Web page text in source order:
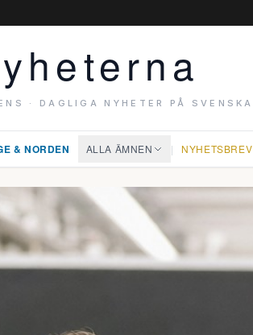
· DAGLIGA NYHETER PÅ SVENSKA
& NORDEN ALLA ÄMNEN | NYHETSBREV